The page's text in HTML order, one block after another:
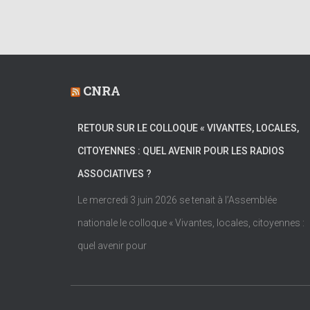
CNRA
RETOUR SUR LE COLLOQUE « VIVANTES, LOCALES,
CITOYENNES : QUEL AVENIR POUR LES RADIOS
ASSOCIATIVES ?
Le mercredi 3 juin 2026 se tenait à l’Assemblée
nationale le colloque « Vivantes, locales, citoyennes :
quel avenir pour